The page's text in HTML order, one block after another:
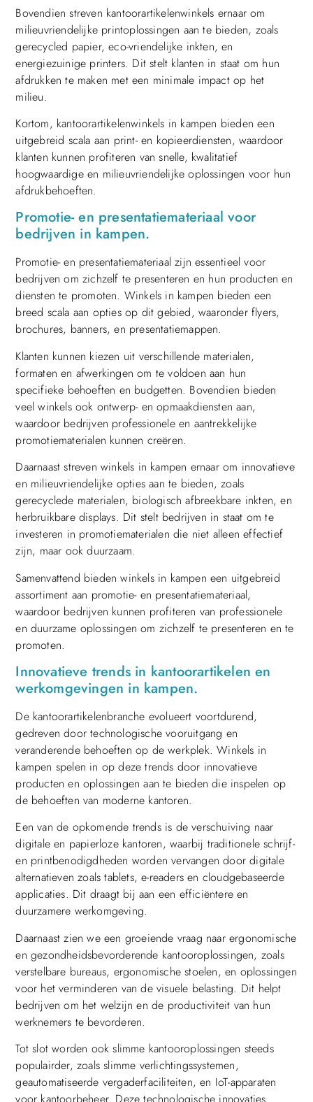
Bovendien streven kantoorartikelenwinkels ernaar om
milieuvriendelijke printoplossingen aan te bieden, zoals
gerecycled papier, eco-vriendelijke inkten, en
energiezuinige printers. Dit stelt klanten in staat om hun
afdrukken te maken met een minimale impact op het
milieu.
Kortom, kantoorartikelenwinkels in kampen bieden een
uitgebreid scala aan print- en kopieerdiensten, waardoor
klanten kunnen profiteren van snelle, kwalitatief
hoogwaardige en milieuvriendelijke oplossingen voor hun
afdrukbehoeften.
Promotie- en presentatiemateriaal voor
bedrijven in kampen.
Promotie- en presentatiemateriaal zijn essentieel voor
bedrijven om zichzelf te presenteren en hun producten en
diensten te promoten. Winkels in kampen bieden een
breed scala aan opties op dit gebied, waaronder flyers,
brochures, banners, en presentatiemappen.
Klanten kunnen kiezen uit verschillende materialen,
formaten en afwerkingen om te voldoen aan hun
specifieke behoeften en budgetten. Bovendien bieden
veel winkels ook ontwerp- en opmaakdiensten aan,
waardoor bedrijven professionele en aantrekkelijke
promotiematerialen kunnen creëren.
Daarnaast streven winkels in kampen ernaar om innovatieve
en milieuvriendelijke opties aan te bieden, zoals
gerecyclede materialen, biologisch afbreekbare inkten, en
herbruikbare displays. Dit stelt bedrijven in staat om te
investeren in promotiematerialen die niet alleen effectief
zijn, maar ook duurzaam.
Samenvattend bieden winkels in kampen een uitgebreid
assortiment aan promotie- en presentatiemateriaal,
waardoor bedrijven kunnen profiteren van professionele
en duurzame oplossingen om zichzelf te presenteren en te
promoten.
Innovatieve trends in kantoorartikelen en
werkomgevingen in kampen.
De kantoorartikelenbranche evolueert voortdurend,
gedreven door technologische vooruitgang en
veranderende behoeften op de werkplek. Winkels in
kampen spelen in op deze trends door innovatieve
producten en oplossingen aan te bieden die inspelen op
de behoeften van moderne kantoren.
Een van de opkomende trends is de verschuiving naar
digitale en papierloze kantoren, waarbij traditionele schrijf-
en printbenodigdheden worden vervangen door digitale
alternatieven zoals tablets, e-readers en cloudgebaseerde
applicaties. Dit draagt bij aan een efficiëntere en
duurzamere werkomgeving.
Daarnaast zien we een groeiende vraag naar ergonomische
en gezondheidsbevorderende kantooroplossingen, zoals
verstelbare bureaus, ergonomische stoelen, en oplossingen
voor het verminderen van de visuele belasting. Dit helpt
bedrijven om het welzijn en de productiviteit van hun
werknemers te bevorderen.
Tot slot worden ook slimme kantooroplossingen steeds
populairder, zoals slimme verlichtingssystemen,
geautomatiseerde vergaderfaciliteiten, en IoT-apparaten